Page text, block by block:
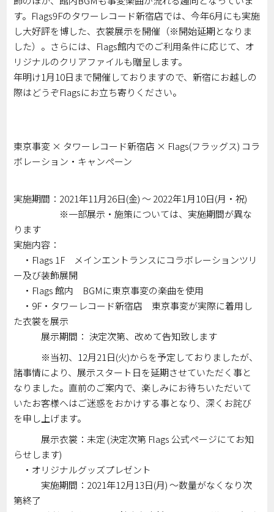
す。Flags9Fのタワーレコード新宿店では、今年6月にも実施
し大好評を博した、衣裳展示を開催（※開始延期となりま
した）。さらには、Flags館内でのご利用条件に応じて、オ
リジナルのクリアファイルも贈呈します。
年明け1月10日まで開催しておりますので、新宿にお越しの
際はどうぞFlagsにお立ち寄りください。
東京事変 × タワーレコード新宿店 × Flags(フラッグス) コラ
ボレーション・キャンペーン
実施期間：2021年11月26日(金) ～ 2022年1月10日(月・祝)
※一部展示・施策については、実施期間が異な
ります
実施内容：
・Flags 1F メインエントランスにコラボレーションツリ
ー及び装飾展開
・Flags 館内 BGMに東京事変の楽曲を使用
・9F・タワーレコード新宿店 東京事変が実際に着用し
た衣裳を展示
展示期間： 決定次第、改めて告知致します
※当初、12月21日(火)からを予定しておりましたが、
諸事情により、展示スタート日を延期させていただく事と
なりました。直前のご案内で、楽しみにお待ちいただいて
いたお客様へはご迷惑をおかけする事となり、深くお詫び
を申し上げます。
展示衣裳：未定 (決定次第 Flags 公式ページにてお知
らせします)
・オリジナルグッズプレゼント
実施期間：2021年12月13日(月) ～数量がなくなり次
第終了